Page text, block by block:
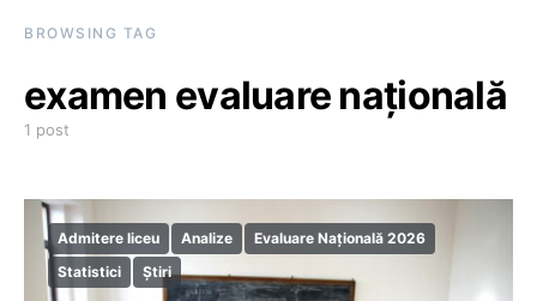
BROWSING TAG
examen evaluare națională
1 post
Admitere liceu Analize
Evaluare Națională 2026
Statistici
Știri